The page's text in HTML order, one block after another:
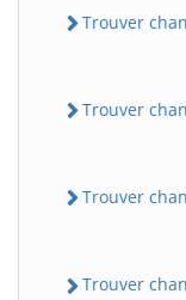
Trouver
Trouver
Trouver
Trouver